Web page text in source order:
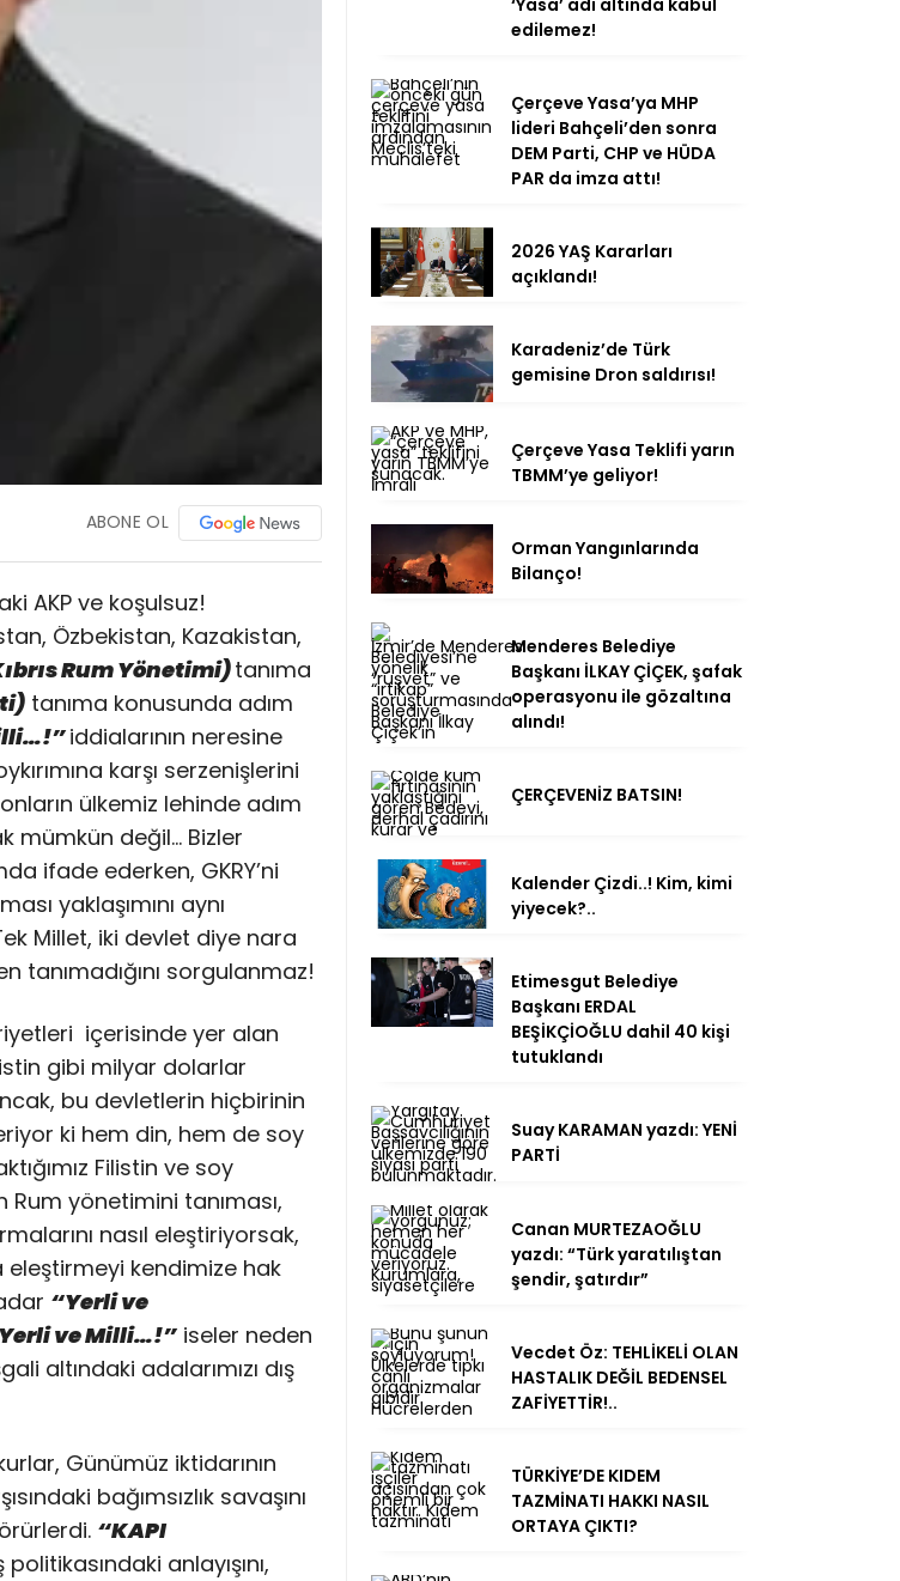
ABONE OL
AKP ve koşulsuz!
Özbekistan, Kazakistan,
Rum Yönetimi)tanıma
tanıma konusunda adım
!”iddialarının neresine
karşı serzenişlerini
ülkemiz lehinde adım
mümkün değil… Bizler
ifade ederken, GKRY’ni
yaklaşımını aynı
Millet, iki devlet diye nara
tanımadığını sorgulanmaz!
içerisinde yer alan
gibi milyar dolarlar
bu devletlerin hiçbirinin
ki hem din, hem de soy
Filistin ve soy
yönetimini tanıması,
nasıl eleştiriyorsak,
eleştirmeyi kendimize hak
“Yerli ve
ve Milli…!” iseler neden
altındaki adalarımızı dış
Günümüz iktidarının
bağımsızlık savaşını
“KAPI
anlayışını,
‘Yasa’ adı altında kabul
edilemez!
Çerçeve Yasa’ya MHP
lideri Bahçeli’den sonra
DEM Parti, CHP ve HÜDA
PAR da imza attı!
2026 YAŞ Kararları
açıklandı!
Karadeniz’de Türk
gemisine Dron saldırısı!
Çerçeve Yasa Teklifi yarın
TBMM’ye geliyor!
Orman Yangınlarında
Bilanço!
Menderes Belediye
Başkanı İLKAY ÇİÇEK, şafak
operasyonu ile gözaltına
alındı!
ÇERÇEVENİZ BATSIN!
Kalender Çizdi..! Kim, kimi
yiyecek?..
Etimesgut Belediye
Başkanı ERDAL
BEŞİKÇİOĞLU dahil 40 kişi
tutuklandı
Suay KARAMAN yazdı: YENİ
PARTİ
Canan MURTEZAOĞLU
yazdı: “Türk yaratılıştan
şendir, şatırdır”
Vecdet Öz: TEHLİKELİ OLAN
HASTALIK DEĞİL BEDENSEL
ZAFİYETTİR!..
TÜRKİYE’DE KIDEM
TAZMİNATI HAKKI NASIL
ORTAYA ÇIKTI?